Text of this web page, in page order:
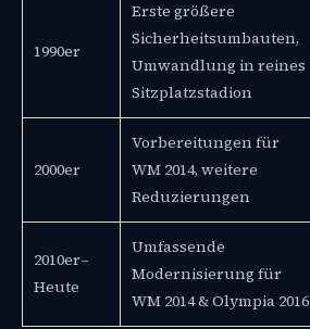
1990er
Erste größere
Sicherheitsumbauten,
Umwandlung in reines
Sitzplatzstadion
2000er
Vorbereitungen für
WM 2014, weitere
Reduzierungen
2010er–
Heute
Umfassende
Modernisierung für
WM 2014 & Olympia 2016